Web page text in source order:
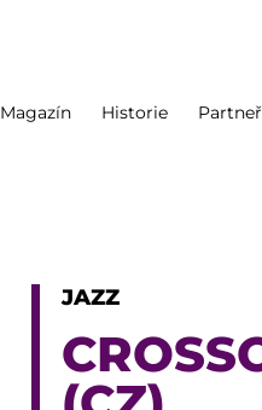
Magazín Historie
JAZZ